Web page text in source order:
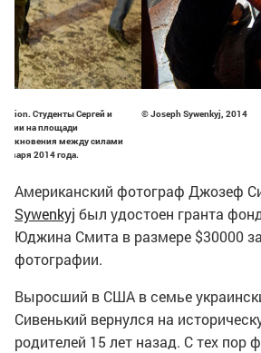
Студенты Сергей и
на площади
между силами
2014 года.
© Joseph Sywenkyj, 2014
Американский фотограф Джозеф
Sywenkyj был удостоен гранта
Юджина Смита в размере $30000
фотографии.
Выросший в США в семье
Сивенький вернулся на
родителей 15 лет назад. С тех пор